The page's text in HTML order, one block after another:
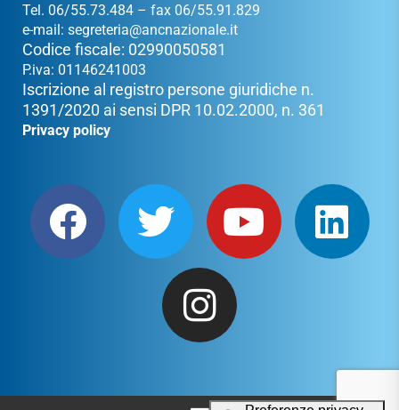
Tel. 06/55.73.484 – fax 06/55.91.829
e-mail: segreteria@ancnazionale.it
Codice fiscale: 02990050581
P.iva: 01146241003
Iscrizione al registro persone giuridiche n.
1391/2020 ai sensi DPR 10.02.2000, n. 361
Privacy policy